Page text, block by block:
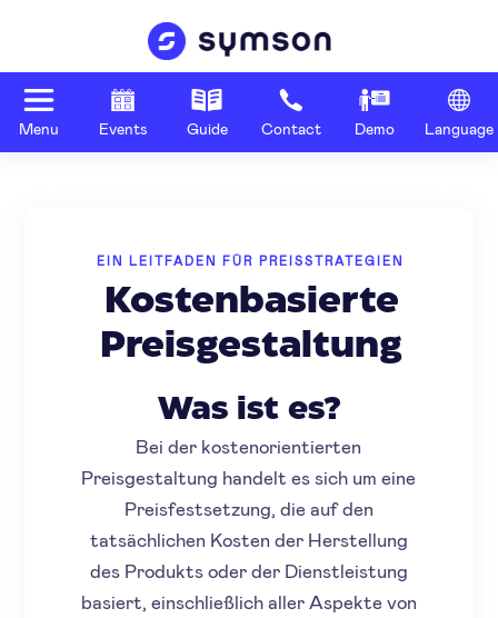
Menu Events Guide Contact Demo Language
EIN LEITFADEN FÜR PREISSTRATEGIEN
Kostenbasierte
Preisgestaltung
Was ist es?
Bei der kostenorientierten
Preisgestaltung handelt es sich um eine
Preisfestsetzung, die auf den
tatsächlichen Kosten der Herstellung
des Produkts oder der Dienstleistung
basiert, einschließlich aller Aspekte von